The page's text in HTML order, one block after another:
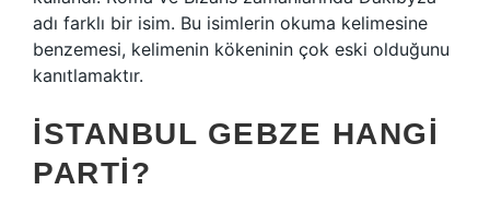
adı farklı bir isim. Bu isimlerin okuma kelimesine
benzemesi, kelimenin kökeninin çok eski olduğunu
kanıtlamaktır.
İSTANBUL GEBZE HANGI
PARTI?